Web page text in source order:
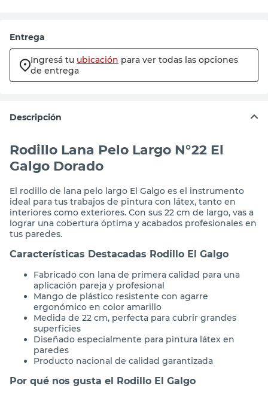
Entrega
Ingresá tu ubicación para ver todas las opciones
de entrega
Descripción
Rodillo Lana Pelo Largo N°22 El
Galgo Dorado
El rodillo de lana pelo largo El Galgo es el instrumento
ideal para tus trabajos de pintura con látex, tanto en
interiores como exteriores. Con sus 22 cm de largo, vas a
lograr una cobertura óptima y acabados profesionales en
tus paredes.
Características Destacadas Rodillo El Galgo
Fabricado con lana de primera calidad para una
aplicación pareja y profesional
Mango de plástico resistente con agarre
ergonómico en color amarillo
Medida de 22 cm, perfecta para cubrir grandes
superficies
Diseñado especialmente para pintura látex en
paredes
Producto nacional de calidad garantizada
Por qué nos gusta el Rodillo El Galgo